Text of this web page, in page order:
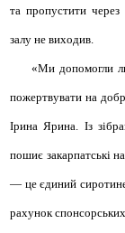
та пропустити
залу не виходив.
«Ми допомогли
пожертвувати на
Ірина Ярина. Із
пошиє закарпатські
— це єдиний
рахунок